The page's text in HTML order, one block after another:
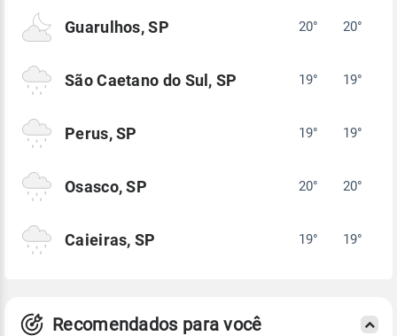
Guarulhos, SP 20° 20°
São Caetano do Sul, SP 19° 19°
Perus, SP 19° 19°
Osasco, SP 20° 20°
Caieiras, SP 19° 19°
Recomendados para você